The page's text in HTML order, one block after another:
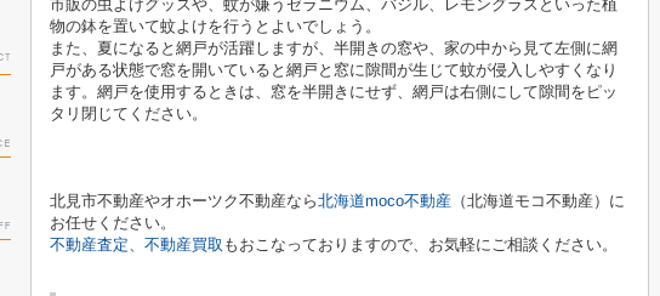
市販の虫よけグッズや、蚊が嫌うゼラニウム、バジル、レモングラスといった植
物の鉢を置いて蚊よけを行うとよいでしょう。
また、夏になると網戸が活躍しますが、半開きの窓や、家の中から見て左側に網
戸がある状態で窓を開いていると網戸と窓に隙間が生じて蚊が侵入しやすくなり
ます。網戸を使用するときは、窓を半開きにせず、網戸は右側にして隙間をピッ
タリ閉じてください。
北見市不動産やオホーツク不動産なら北海道moco不動産 （北海道モコ不動産）に
お任せください。
不動産査定、不動産買取 もおこなっておりますので、 お気軽にご相談ください。